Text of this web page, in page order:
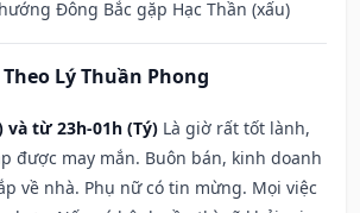
Đông Bắc gặp Hạc Thần (xấu)
Lý Thuần Phong
và từ 23h-01h (Tý) Là giờ rất tốt lành,
được may mắn. Buôn bán, kinh doanh
về nhà. Phụ nữ có tin mừng. Mọi việc